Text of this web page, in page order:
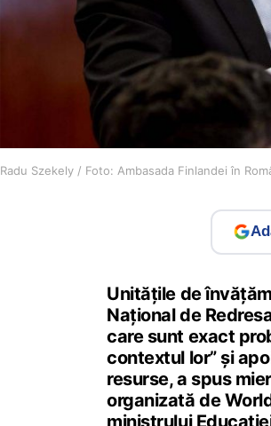
Radu Szekely / Foto: Ambasada Finlandei în
Unitățile de
Național de
care sunt exact
contextul lor” și
resurse, a spus
organizată de
ministrului